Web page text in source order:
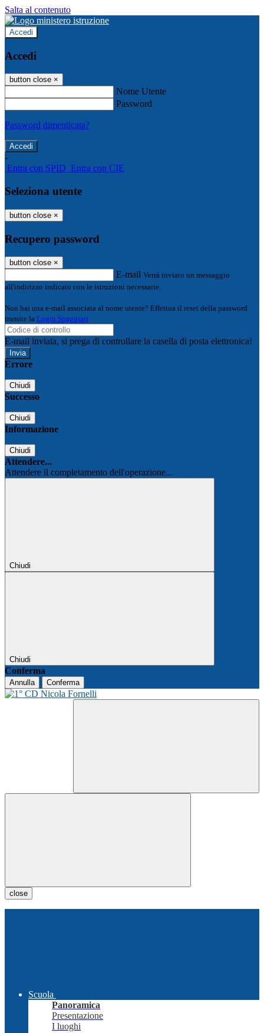
Salta al contenuto
Accedi
Accedi
button close ×
Nome Utente
Password
Password dimenticata?
-
Entra con SPID Entra con CIE
Seleziona utente
button close ×
Recupero password
button close ×
E-mail Verrà inviato un messaggio
all'indirizzo indicato con le istruzioni necessarie.
Non hai una e-mail associata al nome utente? Effettua il reset della password
tramite la Login Spaggiari
E-mail inviata, si prega di controllare la casella di posta elettronica!
Errore
Chiudi
Successo
Chiudi
Informazione
Chiudi
Attendere...
Attendere il completamento dell'operazione...
Chiudi
Chiudi
Conferma
Annulla Conferma
close
Scuola
Panoramica
Presentazione
I luoghi